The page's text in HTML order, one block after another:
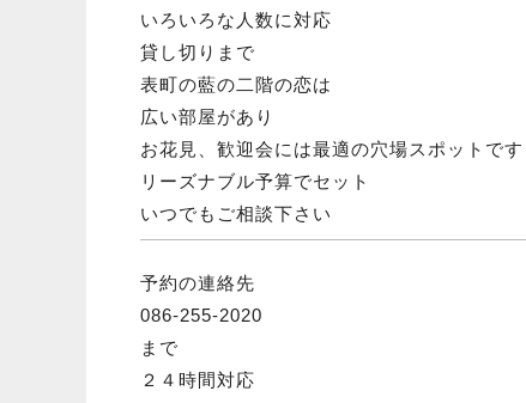
いろいろな人数に対応
貸し切りまで
表町の藍の二階の恋は
広い部屋があり
お花見、歓迎会には最適の穴場スポットです
リーズナブル予算でセット
いつでもご相談下さい
予約の連絡先
086-255-2020
まで
２４時間対応